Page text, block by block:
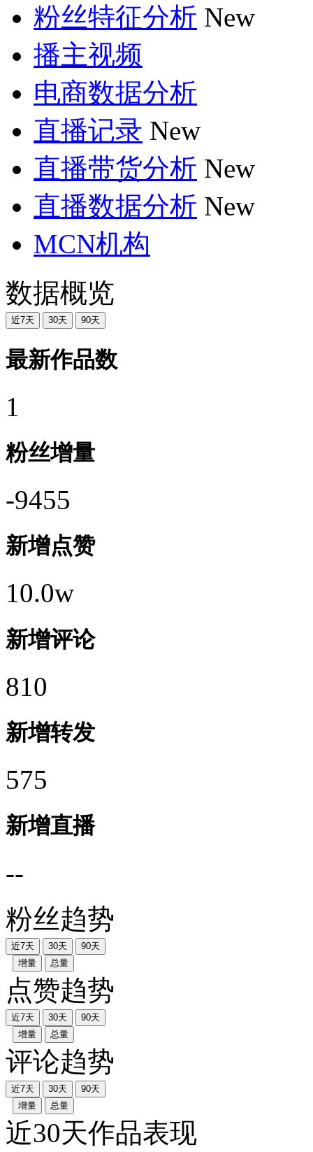
粉丝特征分析 New
播主视频
电商数据分析
直播记录 New
直播带货分析 New
直播数据分析 New
MCN机构
数据概览
近7天 30天 90天
最新作品数
1
粉丝增量
-9455
新增点赞
10.0w
新增评论
810
新增转发
575
新增直播
--
粉丝趋势
近7天 30天
90天
增量
总量
点赞趋势
近7天 30天
90天
增量
总量
评论趋势
近7天 30天
90天
增量
总量
近30天作品表现